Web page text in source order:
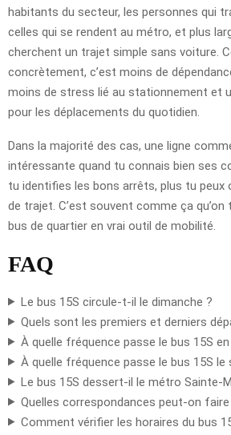
habitants du secteur, les personnes qui
celles qui se rendent au métro, et plus
cherchent un trajet simple sans voiture.
concrètement, c’est moins de
moins de stress lié au stationnement et
pour les déplacements du quotidien.
Dans la majorité des cas, une ligne
intéressante quand tu connais bien ses
tu identifies les bons arrêts, plus tu
de trajet. C’est souvent comme ça
bus de quartier en vrai outil de mobilité.
FAQ
Le bus 15S circule-t-il le dimanche ?
Quels sont les premiers et derniers
À quelle fréquence passe le bus 15S
À quelle fréquence passe le bus 15S le
Le bus 15S dessert-il le métro Sainte-
Quelles correspondances peut-on faire
Comment vérifier les horaires du bus